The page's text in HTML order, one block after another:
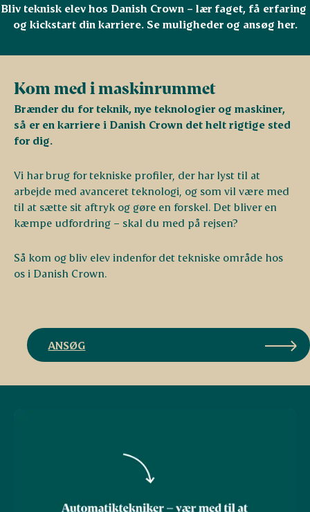
Bliv teknisk elev hos Danish Crown – lær faget, få erfaring
og kickstart din karriere. Se muligheder og ansøg her.
Kom med i maskinrummet
Brænder du for teknik, nye teknologier og maskiner,
så er en karriere i Danish Crown det helt rigtige sted
for dig.
Vi har brug for tekniske profiler, der har lyst til at
arbejde med avanceret teknologi, og som vil være med
til at sætte sit aftryk og gøre en forskel. Det bliver en
kæmpe udfordring – skal du med på rejsen?
Så kom og bliv elev indenfor det tekniske område hos
os i Danish Crown.
ANSØG